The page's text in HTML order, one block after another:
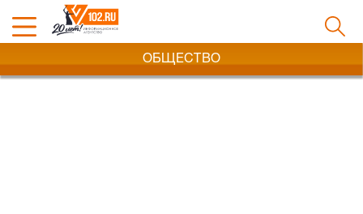
ОБЩЕСТВО